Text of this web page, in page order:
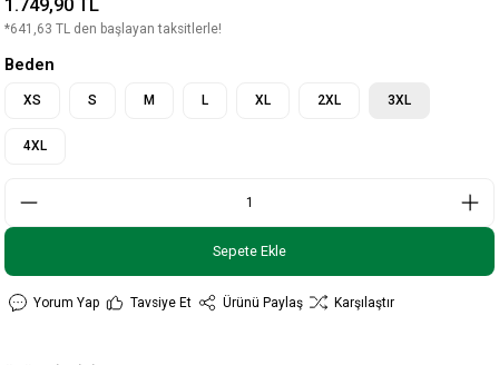
1.749,90 TL
*641,63 TL den başlayan taksitlerle!
Beden
XS S M L XL 2XL 3XL
4XL
Sepete Ekle
Yorum Yap Tavsiye Et Ürünü Paylaş Karşılaştır